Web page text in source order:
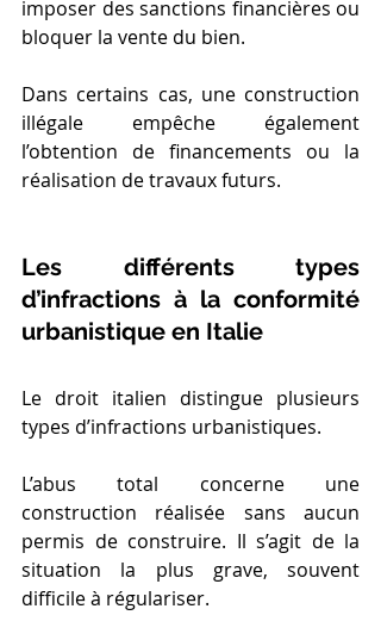
imposer des sanctions financières ou
bloquer la vente du bien.
Dans certains cas, une construction
illégale empêche également
l’obtention de financements ou la
réalisation de travaux futurs.
Les différents types
d’infractions à la conformité
urbanistique en Italie
Le droit italien distingue plusieurs
types d’infractions urbanistiques.
L’abus total concerne une
construction réalisée sans aucun
permis de construire. Il s’agit de la
situation la plus grave, souvent
difficile à régulariser.